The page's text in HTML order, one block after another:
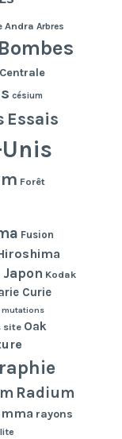
Andra Arbres
césium
Essais
Forêt
Fusion
Japon Kodak
Curie
mutations
site Oak
Radium
rayons